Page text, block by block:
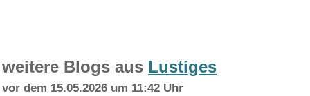
weitere Blogs aus Lustiges
vor dem 15.05.2026 um 11:42 Uhr